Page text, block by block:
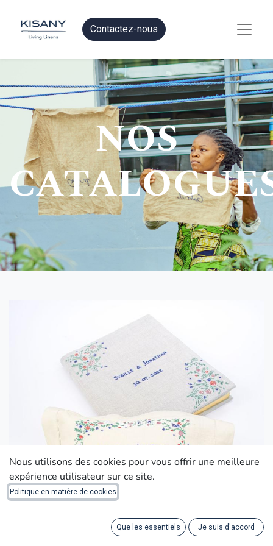
Contactez-nous
NOS
Nous utilisons des cookies pour vous offrir une meilleure
expérience utilisateur sur ce site.
Politique en matière de cookies
Que les essentiels Je suis d'accord